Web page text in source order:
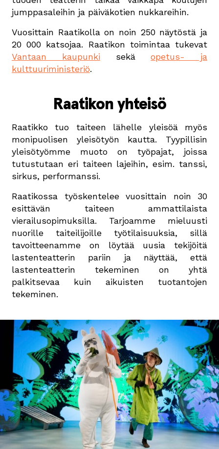
jumppasaleihin ja päiväkotien nukkareihin.
Vuosittain Raatikolla on noin 250 näytöstä ja
20 000 katsojaa. Raatikon toimintaa tukevat
Vantaan kaupunkisekäopetus- ja
kulttuuriministeriö.
Raatikon yhteisö
Raatikko tuo taiteen lähelle yleisöä myös
monipuolisen yleisötyön kautta. Tyypillisin
yleisötyömme muoto on työpajat, joissa
tutustutaan eri taiteen lajeihin, esim. tanssi,
sirkus, performanssi.
Raatikossa työskentelee vuosittain noin 30
esittävän taiteen ammattilaista
vierailusopimuksilla. Tarjoamme mieluusti
nuorille taiteilijoille työtilaisuuksia, sillä
tavoitteenamme on löytää uusia tekijöitä
lastenteatterin pariin ja näyttää, että
lastenteatterin tekeminen on yhtä
palkitsevaa kuin aikuisten tuotantojen
tekeminen.